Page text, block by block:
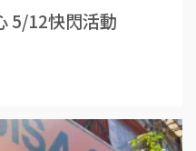
5/12快閃活動